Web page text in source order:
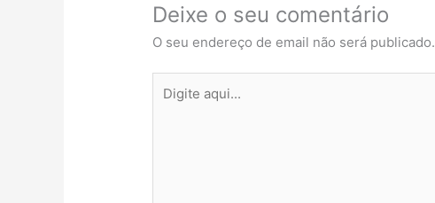
Deixe o seu comentário
O seu endereço de email não será publicado.
aqui...